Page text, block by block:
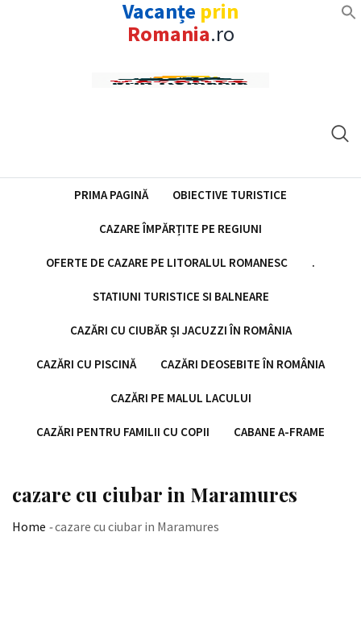
Vacanțe prin
Romania.ro
PRIMA PAGINĂ OBIECTIVE TURISTICE
CAZARE ÎMPĂRȚITE PE REGIUNI
OFERTE DE CAZARE PE LITORALUL ROMANESC .
STATIUNI TURISTICE SI BALNEARE
CAZĂRI CU CIUBĂR ȘI JACUZZI ÎN ROMÂNIA
CAZĂRI CU PISCINĂ CAZĂRI DEOSEBITE ÎN ROMÂNIA
CAZĂRI PE MALUL LACULUI
CAZĂRI PENTRU FAMILII CU COPII CABANE A-FRAME
cazare cu ciubar in Maramures
Home -cazare cu ciubar in Maramures